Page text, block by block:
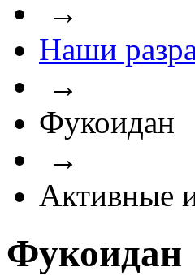
→
Наши
→
Фукоидан
→
Активные
Фукоидан